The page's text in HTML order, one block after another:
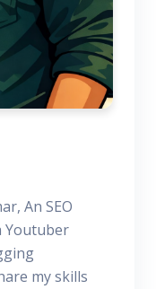
An SEO
Youtuber
my skills